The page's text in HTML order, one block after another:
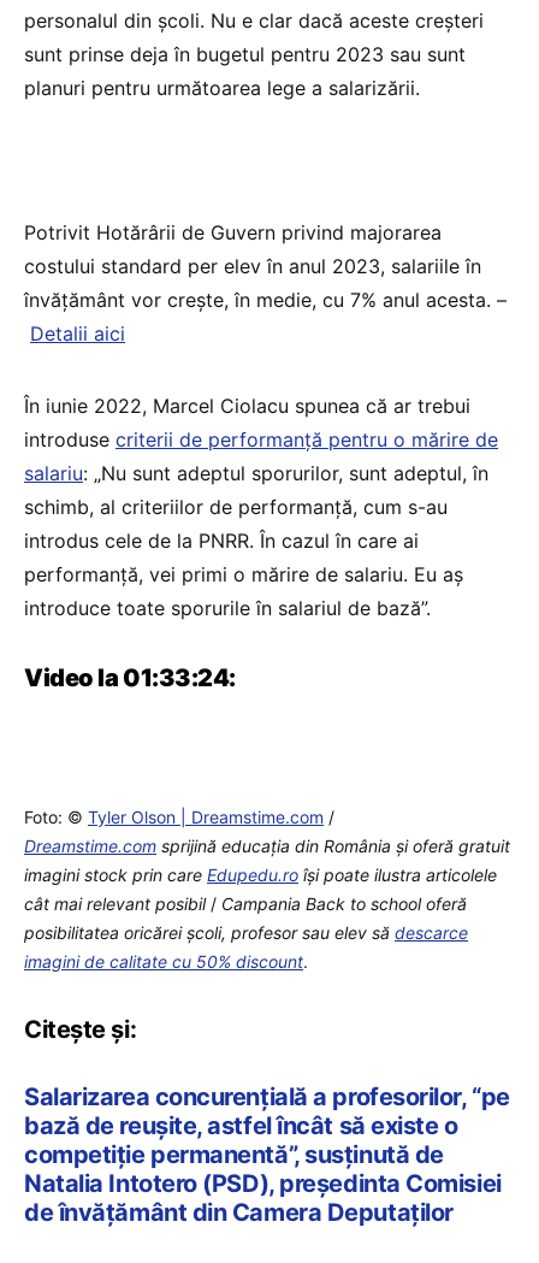
personalul din școli. Nu e clar dacă aceste creșteri
sunt prinse deja în bugetul pentru 2023 sau sunt
planuri pentru următoarea lege a salarizării.
Potrivit Hotărârii de Guvern privind majorarea
costului standard per elev în anul 2023, salariile în
învățământ vor crește, în medie, cu 7% anul acesta. –
Detalii aici
În iunie 2022, Marcel Ciolacu spunea că ar trebui
introduse criterii de performanţă pentru o mărire de
salariu: „Nu sunt adeptul sporurilor, sunt adeptul, în
schimb, al criteriilor de performanță, cum s-au
introdus cele de la PNRR. În cazul în care ai
performanță, vei primi o mărire de salariu. Eu aș
introduce toate sporurile în salariul de bază”.
Video la 01:33:24:
Foto: © Tyler Olson | Dreamstime.com /
Dreamstime.com sprijină educaţia din România şi oferă gratuit
imagini stock prin care Edupedu.ro îşi poate ilustra articolele
cât mai relevant posibil/ Campania Back to school oferă
posibilitatea oricărei școli, profesor sau elev să descarce
imagini de calitate cu 50% discount.
Citește și:
Salarizarea concurențială a profesorilor, “pe
bază de reușite, astfel încât să existe o
competiție permanentă”, susținută de
Natalia Intotero (PSD), președinta Comisiei
de învățământ din Camera Deputaților